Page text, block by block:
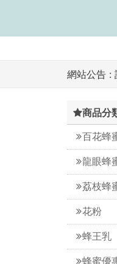
網站公告 :
商品分
百花蜂
龍眼蜂
荔枝蜂
花粉
蜂王乳
蜂蜜優